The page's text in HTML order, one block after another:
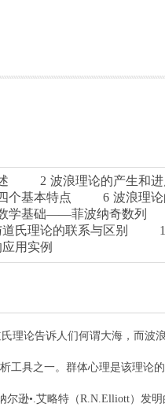
2 波浪理论的产生和
个基本特点 6 波浪理
学基础——菲波纳奇数列
氏理论的联系与区别
用实例
理论告诉人们何谓大海，而波
工具之一。群体心理是该理论
尔逊•.艾略特（R.N.Elliott）发